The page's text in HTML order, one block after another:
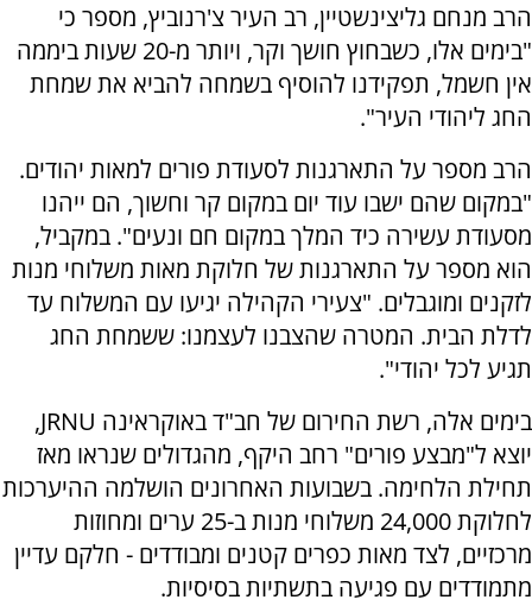
הרב מנחם גליצינשטיין, רב העיר צ'רנוביץ, מספר כי
"בימים אלו, כשבחוץ חושך וקר, ויותר מ-20 שעות ביממה
אין חשמל, תפקידנו להוסיף בשמחה להביא את שמחת
החג ליהודי העיר".
הרב מספר על התארגנות לסעודת פורים למאות יהודים.
"במקום שהם ישבו עוד יום במקום קר וחשוך, הם ייהנו
מסעודת עשירה כיד המלך במקום חם ונעים". במקביל,
הוא מספר על התארגנות של חלוקת מאות משלוחי מנות
לזקנים ומוגבלים. "צעירי הקהילה יגיעו עם המשלוח עד
לדלת הבית. המטרה שהצבנו לעצמנו: ששמחת החג
תגיע לכל יהודי".
בימים אלה, רשת החירום של חב"ד באוקראינה JRNU,
יוצא ל"מבצע פורים" רחב היקף, מהגדולים שנראו מאז
תחילת הלחימה. בשבועות האחרונים הושלמה ההיערכות
לחלוקת 24,000 משלוחי מנות ב-25 ערים ומחוזות
מרכזיים, לצד מאות כפרים קטנים ומבודדים - חלקם עדיין
מתמודדים עם פגיעה בתשתיות בסיסיות.